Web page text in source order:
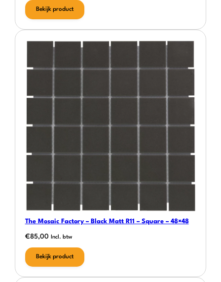
Bekijk product
The Mosaic Factory – Black Matt R11 – Square – 48×48
€85,00 Incl. btw
Bekijk product